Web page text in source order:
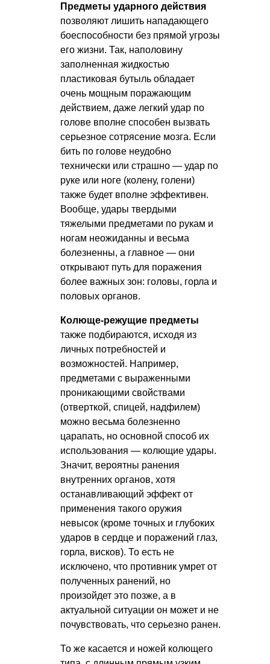
Предметы ударного действия
позволяют лишить нападающего
боеспособности без прямой угрозы
его жизни. Так, наполовину
заполненная жидкостью
пластиковая бутыль обладает
очень мощным поражающим
действием, даже легкий удар по
голове вполне способен вызвать
серьезное сотрясение мозга. Если
бить по голове неудобно
технически или страшно — удар по
руке или ноге (колену, голени)
также будет вполне эффективен.
Вообще, удары твердыми
тяжелыми предметами по рукам и
ногам неожиданны и весьма
болезненны, а главное — они
открывают путь для поражения
более важных зон: головы, горла и
половых органов.
Колюще-режущие предметы
также подбираются, исходя из
личных потребностей и
возможностей. Например,
предметами с выраженными
проникающими свойствами
(отверткой, спицей, надфилем)
можно весьма болезненно
царапать, но основной способ их
использования — колющие удары.
Значит, вероятны ранения
внутренних органов, хотя
останавливающий эффект от
применения такого оружия
невысок (кроме точных и глубоких
ударов в сердце и поражений глаз,
горла, висков). То есть не
исключено, что противник умрет от
полученных ранений, но
произойдет это позже, а в
актуальной ситуации он может и не
почувствовать, что серьезно ранен.
То же касается и ножей колющего